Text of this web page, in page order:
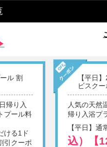
ル 割
帰り入
プール料
ける1ド
引クーポ
【平日
ビスクー
人気の天然
帰り入浴プ
【平日】
込）【